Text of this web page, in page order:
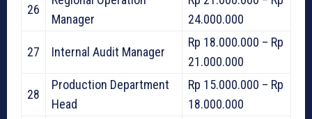
26
Manager
24.000.000
27 Internal Audit Manager
Rp 18.000.000 – Rp
21.000.000
28
Production Department
Head
Rp 15.000.000 – Rp
18.000.000